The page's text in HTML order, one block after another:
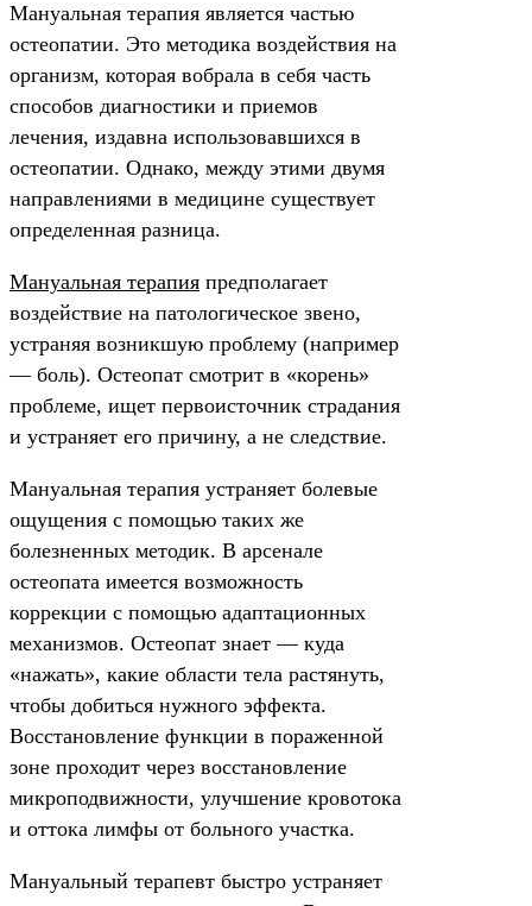
Мануальная терапия является частью
остеопатии. Это методика воздействия на
организм, которая вобрала в себя часть
способов диагностики и приемов
лечения, издавна использовавшихся в
остеопатии. Однако, между этими двумя
направлениями в медицине существует
определенная разница.
Мануальная терапия предполагает
воздействие на патологическое звено,
устраняя возникшую проблему (например
— боль). Остеопат смотрит в «корень»
проблеме, ищет первоисточник страдания
и устраняет его причину, а не следствие.
Мануальная терапия устраняет болевые
ощущения с помощью таких же
болезненных методик. В арсенале
остеопата имеется возможность
коррекции с помощью адаптационных
механизмов. Остеопат знает — куда
«нажать», какие области тела растянуть,
чтобы добиться нужного эффекта.
Восстановление функции в пораженной
зоне проходит через восстановление
микроподвижности, улучшение кровотока
и оттока лимфы от больного участка.
Мануальный терапевт быстро устраняет